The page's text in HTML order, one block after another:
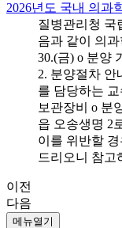
2026년도 국내 의과
질병관리청 국
음과 같이 의
30.(금) o 분양
2. 분양절차 안
를 담당하는
보관장비 o 분
읍 오송생명 2
이를 위반할
드리오니 참고
이전
다음
메뉴열기